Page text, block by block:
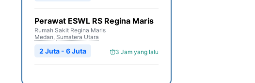
Perawat ESWL RS Regina Maris
Rumah Sakit Regina Maris
Medan, Sumatera Utara
3 Jam yang lalu
2 Juta - 6 Juta